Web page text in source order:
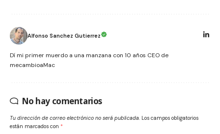
Alfonso Sanchez Gutierrez
Dí mi primer muerdo a una manzana con 10 años CEO de
mecambioaMac
No hay comentarios
Tu dirección de correo electrónico no será publicada. Los campos obligatorios
están marcados con *